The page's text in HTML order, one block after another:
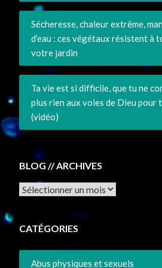
Sécheresse, chaleur extrême,
d’eau : ces végétaux résistent à
votre jardin
Ta vie est si difficile, que tu ne
plus rien aux voies de Dieu pour
(vidéo)
BLOG // ARCHIVES
Archives
CATÉGORIES
Abus physiques et sexuels